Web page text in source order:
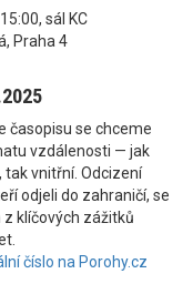
sál KC
Praha 4
časopisu se chceme
vzdálenosti — jak
tak vnitřní. Odcizení
odjeli do zahraničí, se
klíčových zážitků
číslo na Porohy.cz